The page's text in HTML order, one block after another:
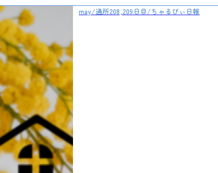
may/通所208,209日目/ちゃるびぃ日報